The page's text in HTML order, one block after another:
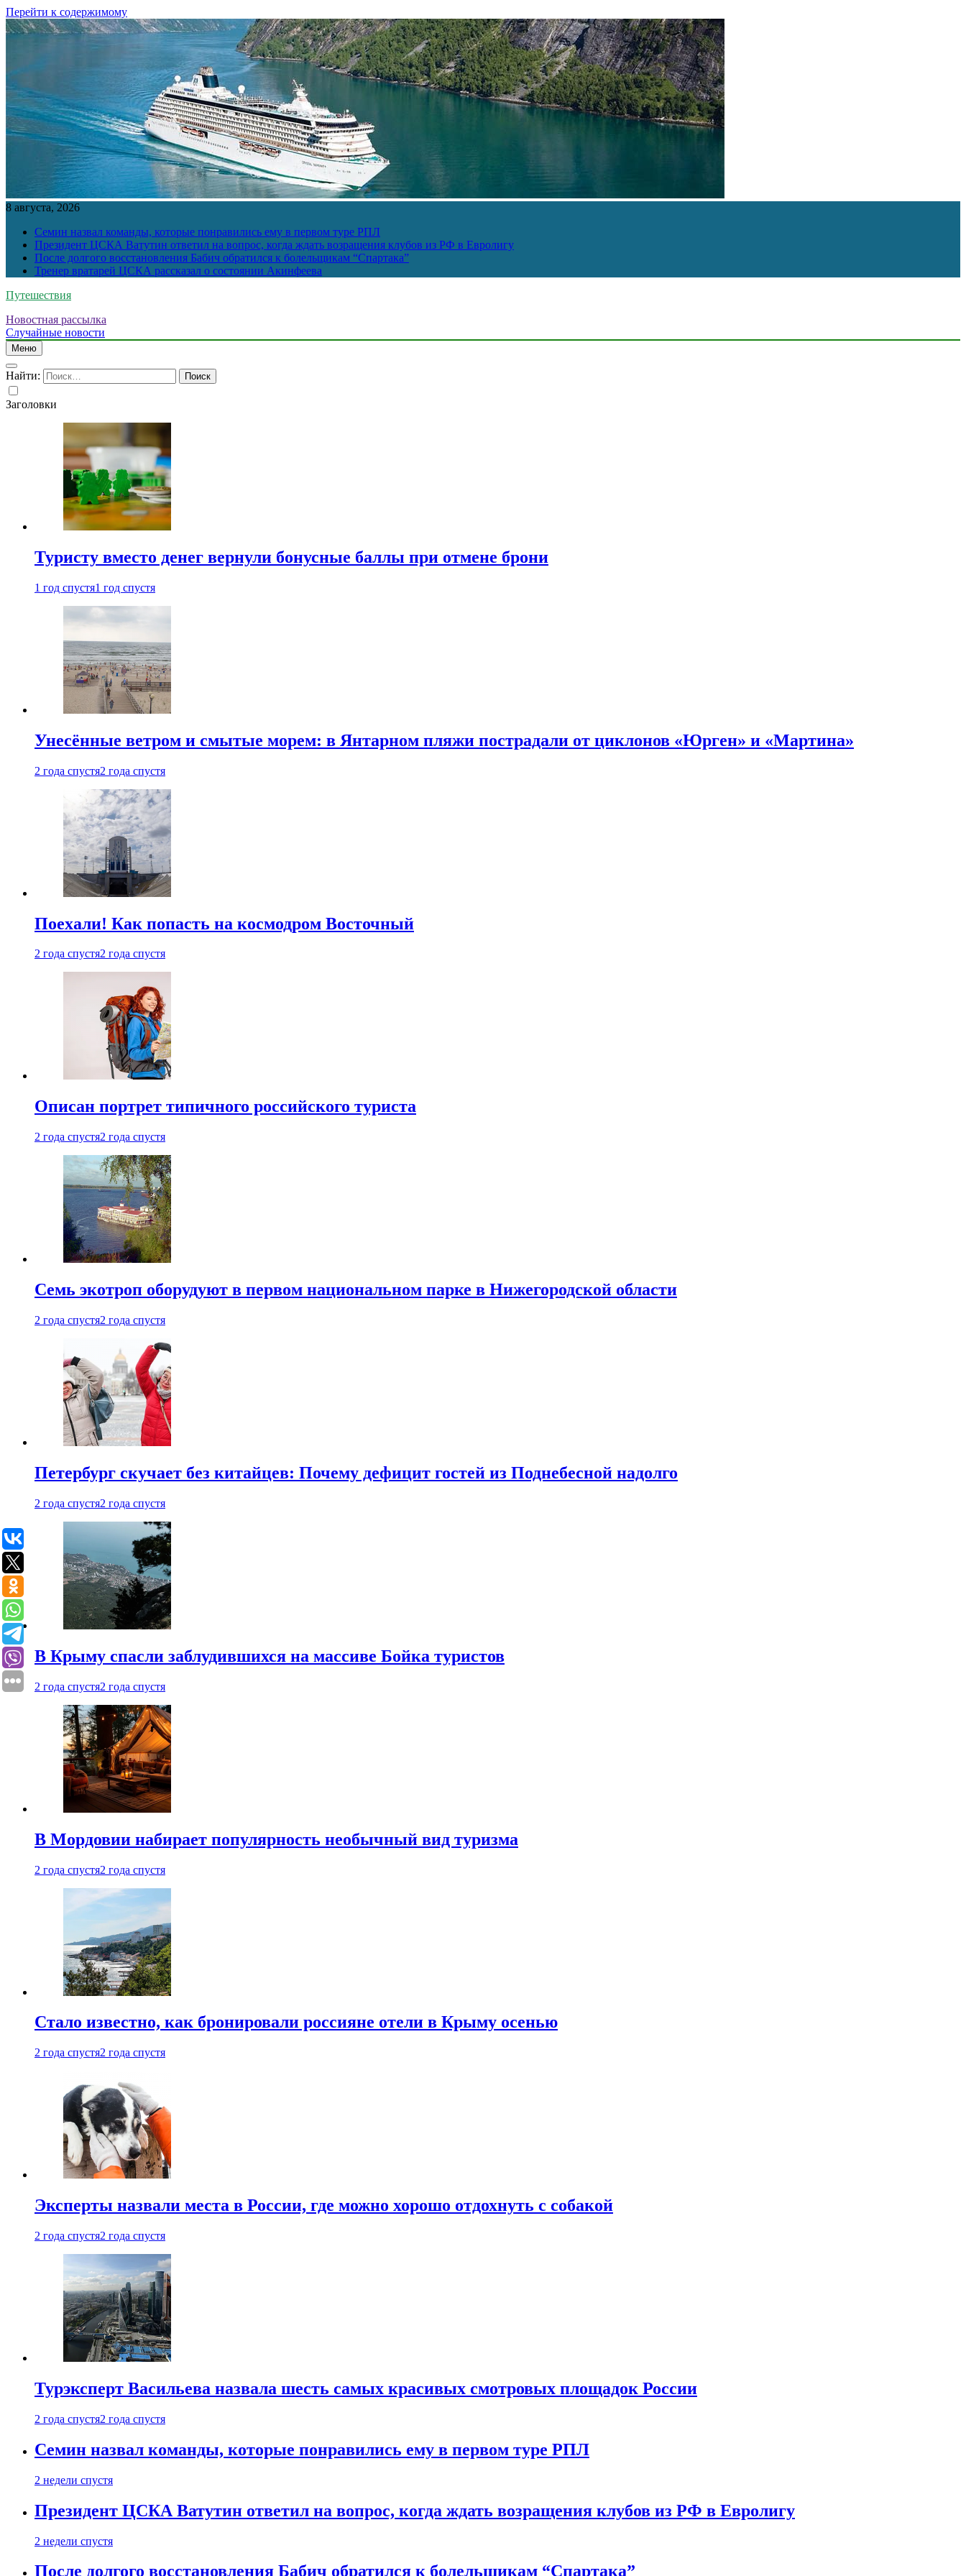
Перейти к содержимому
8 августа, 2026
Семин назвал команды, которые понравились ему в первом туре РПЛ
Президент ЦСКА Ватутин ответил на вопрос, когда ждать возращения клубов из РФ в Евролигу
После долгого восстановления Бабич обратился к болельщикам “Спартака”
Тренер вратарей ЦСКА рассказал о состоянии Акинфеева
Путешествия
Новостная рассылка
Случайные новости
Меню
Найти:
Заголовки
Туристу вместо денег вернули бонусные баллы при отмене брони
1 год спустя1 год спустя
Унесённые ветром и смытые морем: в Янтарном пляжи пострадали от циклонов «Юрген» и «Мартина»
2 года спустя2 года спустя
Поехали! Как попасть на космодром Восточный
2 года спустя2 года спустя
Описан портрет типичного российского туриста
2 года спустя2 года спустя
Семь экотроп оборудуют в первом национальном парке в Нижегородской области
2 года спустя2 года спустя
Петербург скучает без китайцев: Почему дефицит гостей из Поднебесной надолго
2 года спустя2 года спустя
В Крыму спасли заблудившихся на массиве Бойка туристов
2 года спустя2 года спустя
В Мордовии набирает популярность необычный вид туризма
2 года спустя2 года спустя
Стало известно, как бронировали россияне отели в Крыму осенью
2 года спустя2 года спустя
Эксперты назвали места в России, где можно хорошо отдохнуть с собакой
2 года спустя2 года спустя
Турэксперт Васильева назвала шесть самых красивых смотровых площадок России
2 года спустя2 года спустя
Семин назвал команды, которые понравились ему в первом туре РПЛ
2 недели спустя
Президент ЦСКА Ватутин ответил на вопрос, когда ждать возращения клубов из РФ в Евролигу
2 недели спустя
После долгого восстановления Бабич обратился к болельщикам “Спартака”